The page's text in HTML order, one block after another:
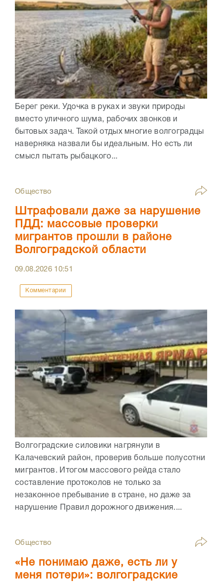
Берег реки. Удочка в руках и звуки природы
вместо уличного шума, рабочих звонков и
бытовых задач. Такой отдых многие волгоградцы
наверняка назвали бы идеальным. Но есть ли
смысл пытать рыбацкого...
Общество
Штрафовали даже за нарушение
ПДД: массовые проверки
мигрантов прошли в районе
Волгоградской области
09.08.2026 10:51
Комментарии
Волгоградские силовики нагрянули в
Калачевский район, проверив больше полусотни
мигрантов. Итогом массового рейда стало
составление протоколов не только за
незаконное пребывание в стране, но даже за
нарушение Правил дорожного движения....
Общество
«Не понимаю даже, есть ли у
меня потери»: волгоградские